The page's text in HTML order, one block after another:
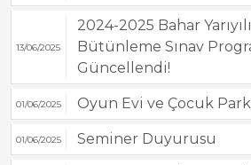
13/06/2025
2024-2025 Bahar
Bütünleme Sınav
Güncellendi!
01/06/2025 Oyun Evi ve Çocuk Parkı
01/06/2025 Seminer Duyurusu